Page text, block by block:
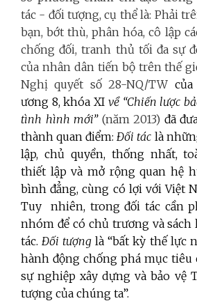
tác - đối tượng, cụ thể là: Phải
bạn, bớt thù, phân hóa, cô lập
chống đối, tranh thủ tối đa sự
của nhân dân tiến bộ trên thế
Nghị quyết số 28-NQ/TW
ương 8, khóa XI về “Chiến lược
tình hình mới” (năm 2013) đã
thành quan điểm: Đối tác là
lập, chủ quyền, thống nhất,
thiết lập và mở rộng quan hệ
bình đẳng, cùng có lợi với Việt
Tuy nhiên, trong đối tác cần
nhóm để có chủ trương và sách
tác. Đối tượng là “bất kỳ thế lực
hành động chống phá mục tiêu
sự nghiệp xây dựng và bảo vệ
tượng của chúng ta”.